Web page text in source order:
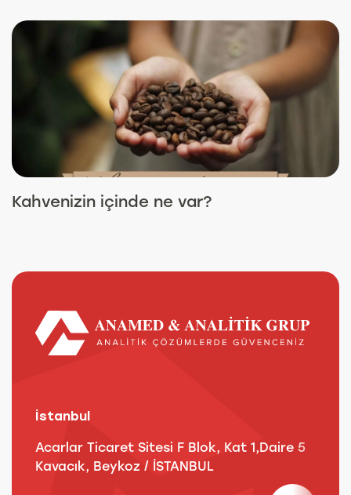
Kahvenizin içinde ne var?
İstanbul
Acarlar Ticaret Sitesi F Blok, Kat 1,Daire 5
Kavacık, Beykoz / İSTANBUL